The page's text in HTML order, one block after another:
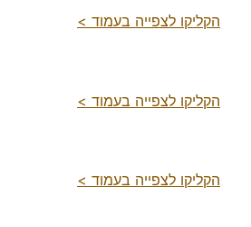
הקליקו לצפייה בעמוד >
הקליקו לצפייה בעמוד >
הקליקו לצפייה בעמוד >